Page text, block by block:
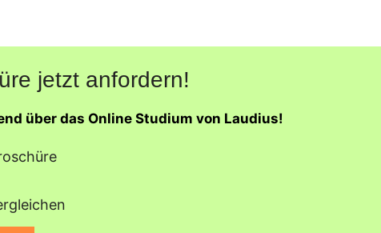
jetzt anfordern!
über das Online Studium von Laudius!